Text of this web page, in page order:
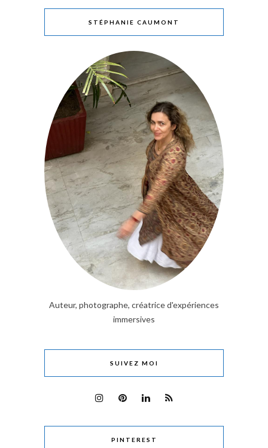
STÉPHANIE CAUMONT
Auteur, photographe, créatrice d'expériences
immersives
SUIVEZ MOI
PINTEREST